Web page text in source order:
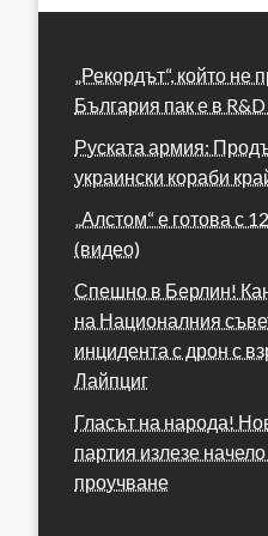
„Рекордът“, който
България пак е в
Руската армия:
украински кораби
„Алстом“ е готова с
(видео)
Спешно в Берлин!
на Националния
инцидента с дрон с
Лайпциг
Гласът на народа!
партия излезе
проучване